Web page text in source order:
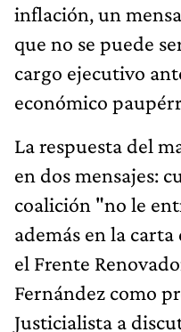
inflación, un
que no se puede
cargo ejecutivo
económico
La respuesta del
en dos mensajes:
coalición "no le
además en la
el Frente
Fernández como
Justicialista a